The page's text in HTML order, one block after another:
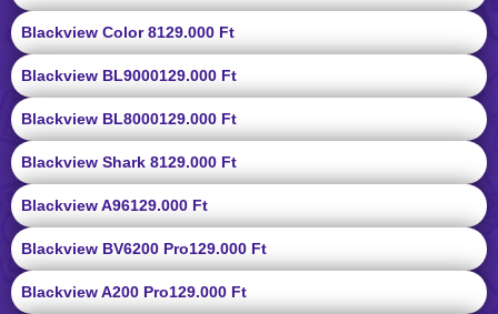
Blackview Color 8129.000 Ft
Blackview BL9000129.000 Ft
Blackview BL8000129.000 Ft
Blackview Shark 8129.000 Ft
Blackview A96129.000 Ft
Blackview BV6200 Pro129.000 Ft
Blackview A200 Pro129.000 Ft